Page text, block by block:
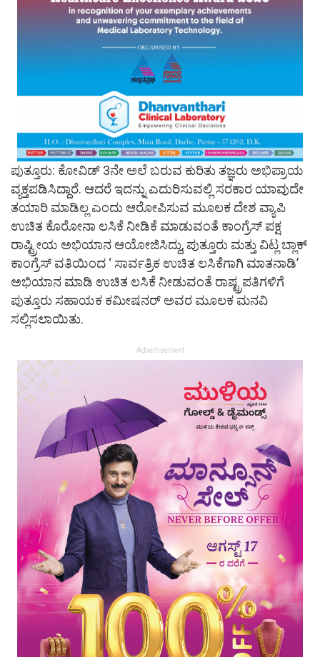
ಪುತ್ತೂರು: ಕೋವಿಡ್ 3ನೇ ಅಲೆ ಬರುವ ಕುರಿತು ತಜ್ಞರು ಅಭಿಪ್ರಾಯ
ವ್ಯಕ್ತಪಡಿಸಿದ್ದಾರೆ. ಆದರೆ ಇದನ್ನು ಎದುರಿಸುವಲ್ಲಿ ಸರಕಾರ ಯಾವುದೇ
ತಯಾರಿ ಮಾಡಿಲ್ಲ ಎಂದು ಆರೋಪಿಸುವ ಮೂಲಕ ದೇಶ ವ್ಯಾಪಿ
ಉಚಿತ ಕೊರೋನಾ ಲಸಿಕೆ ನೀಡಿಕೆ ಮಾಡುವಂತೆ ಕಾಂಗ್ರೆಸ್ ಪಕ್ಷ
ರಾಷ್ಟ್ರೀಯ ಅಭಿಯಾನ ಆಯೋಜಿಸಿದ್ದು, ಪುತ್ತೂರು ಮತ್ತು ವಿಟ್ಲ ಬ್ಲಾಕ್
ಕಾಂಗ್ರೆಸ್ ವತಿಯಿಂದ ‘ ಸಾರ್ವತ್ರಿಕ ಉಚಿತ ಲಸಿಕೆಗಾಗಿ ಮಾತನಾಡಿ’
ಅಭಿಯಾನ ಮಾಡಿ ಉಚಿತ ಲಸಿಕೆ ನೀಡುವಂತೆ ರಾಷ್ಟ್ರಪತಿಗಳಿಗೆ
ಪುತ್ತೂರು ಸಹಾಯಕ ಕಮೀಷನರ್ ಅವರ ಮೂಲಕ ಮನವಿ
ಸಲ್ಲಿಸಲಾಯಿತು.
Advertisement